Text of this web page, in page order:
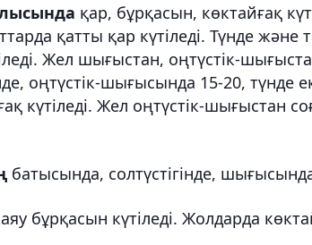
қар, бұрқасын, көктайғақ
қатты қар күтіледі. Түнде
Жел шығыстан, оңтүстік-
оңтүстік-шығысында 15-20, түнде
күтіледі. Жел оңтүстік-шығыстан
батысында, солтүстігінде,
бұрқасын күтіледі. Жолдарда